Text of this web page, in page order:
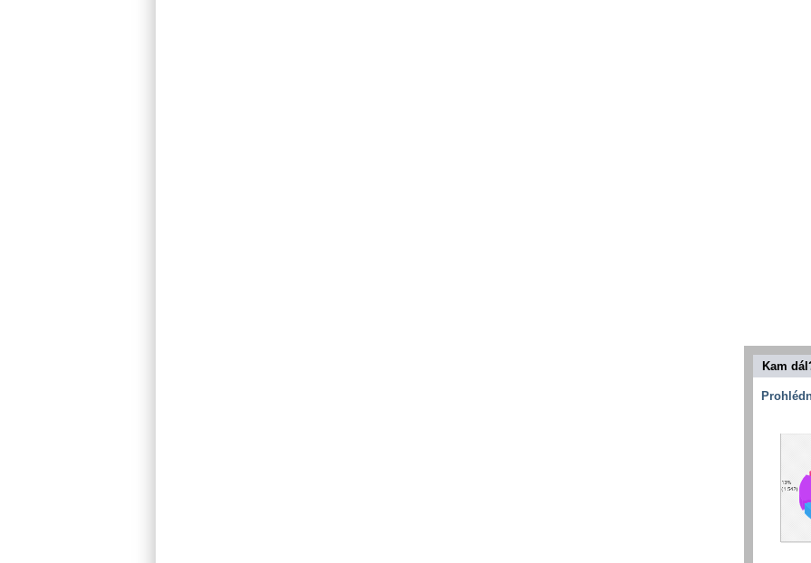
Kam